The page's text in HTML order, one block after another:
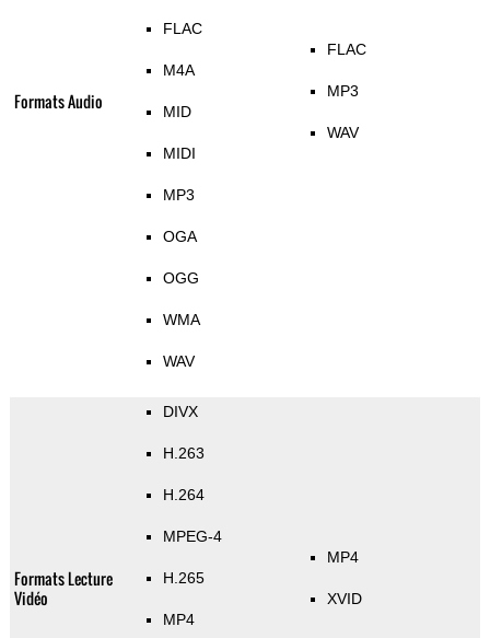
Formats Audio
FLAC
M4A
MID
MIDI
MP3
OGA
OGG
WMA
WAV
FLAC
MP3
WAV
Formats Lecture
Vidéo
DIVX
H.263
H.264
MPEG-4
H.265
MP4
MP4
XVID